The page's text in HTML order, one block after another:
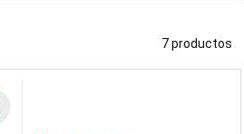
7 productos